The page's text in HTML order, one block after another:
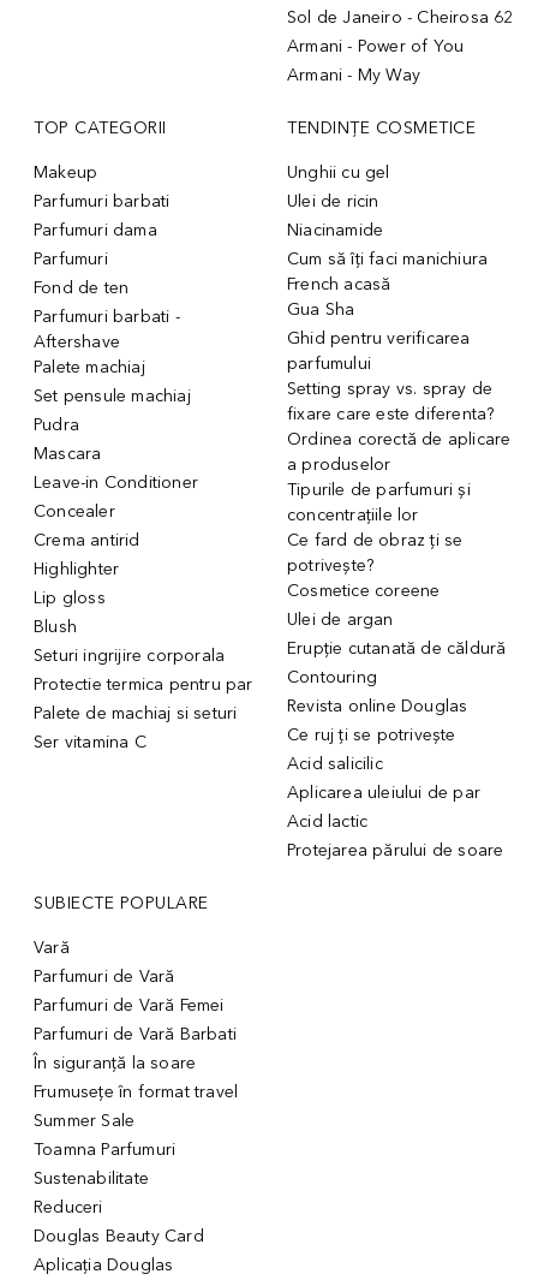
Sol de Janeiro - Cheirosa 62
Armani - Power of You
Armani - My Way
TOP CATEGORII
Makeup
Parfumuri barbati
Parfumuri dama
Parfumuri
Fond de ten
Parfumuri barbati -
Aftershave
Palete machiaj
Set pensule machiaj
Pudra
Mascara
Leave-in Conditioner
Concealer
Crema antirid
Highlighter
Lip gloss
Blush
Seturi ingrijire corporala
Protectie termica pentru par
Palete de machiaj si seturi
Ser vitamina C
TENDINȚE COSMETICE
Unghii cu gel
Ulei de ricin
Niacinamide
Cum să îți faci manichiura
French acasă
Gua Sha
Ghid pentru verificarea
parfumului
Setting spray vs. spray de
fixare care este diferenta?
Ordinea corectă de aplicare
a produselor
Tipurile de parfumuri și
concentrațiile lor
Ce fard de obraz ți se
potrivește?
Cosmetice coreene
Ulei de argan
Erupție cutanată de căldură
Contouring
Revista online Douglas
Ce ruj ți se potrivește
Acid salicilic
Aplicarea uleiului de par
Acid lactic
Protejarea părului de soare
SUBIECTE POPULARE
Vară
Parfumuri de Vară
Parfumuri de Vară Femei
Parfumuri de Vară Barbati
În siguranță la soare
Frumusețe în format travel
Summer Sale
Toamna Parfumuri
Sustenabilitate
Reduceri
Douglas Beauty Card
Aplicația Douglas